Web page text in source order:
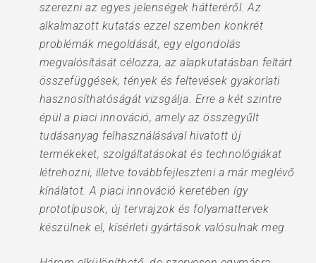
szerezni az egyes jelenségek hátteréről. Az
alkalmazott kutatás ezzel szemben konkrét
problémák megoldását, egy elgondolás
megvalósítását célozza, az alapkutatásban feltárt
összefüggések, tények és feltevések gyakorlati
hasznosíthatóságát vizsgálja. Erre a két szintre
épül a piaci innováció, amely az összegyűlt
tudásanyag felhasználásával hivatott új
termékeket, szolgáltatásokat és technológiákat
létrehozni, illetve továbbfejleszteni a már meglévő
kínálatot. A piaci innováció keretében így
prototípusok, új tervrajzok és folyamattervek
készülnek el, kísérleti gyártások valósulnak meg.